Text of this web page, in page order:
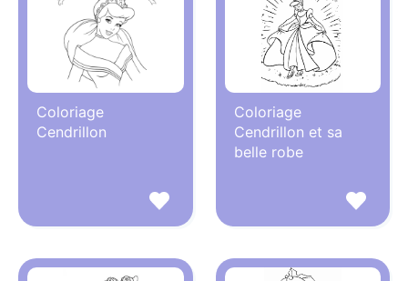
Coloriage
Cendrillon
Coloriage
Cendrillon et sa
belle robe